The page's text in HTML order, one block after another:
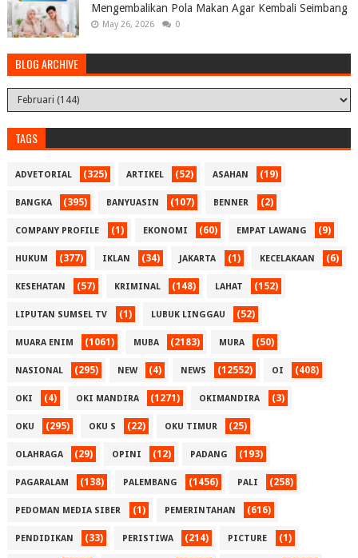
Mengembalikan Pola Makan Agar Kembali Seimbang
May 26, 2026 0
BLOG ARCHIVE
TAGS
ADVETORIAL (325) ARTIKEL (52) ASAHAN (19)
BANGKA (395) BANYUASIN (107) BENNER (2)
COMPANY PROFILE (1) EKONOMI (60) EMPAT LAWANG (9)
HUKUM (377) IKLAN (34) JAKARTA (1) KECELAKAAN (6)
KESEHATAN (57) KRIMINAL (148) LAHAT (152)
LIPUTAN SUMSEL TV (1) LUBUK LINGGAU (52)
MUARA ENIM (1061) MUBA (2183) MURA (50)
NASIONAL (295) NEW (4) NEWS (12552) OI (408)
OKI (4) OKI MANDIRA (1271) OKIMANDIRA (3)
OKU (295) OKU S (22) OKU TIMUR (25)
OLAHRAGA (29) OPINI (12) PADANG (193)
PAGARALAM (138) PALEMBANG (1456) PALI (258)
PEDOMAN MEDIA SIBER (1) PEMERINTAHAN (616)
PENDIDIKAN (33) PERISTIWA (214) PICTURE (1)